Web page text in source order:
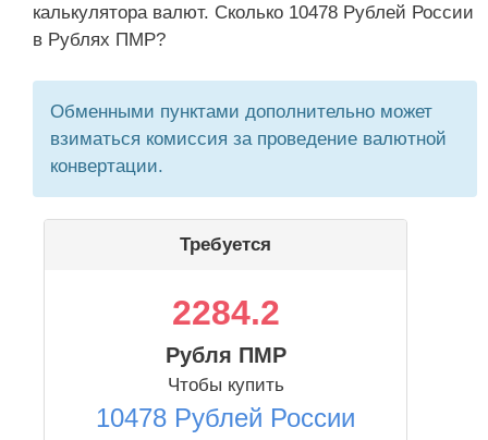
калькулятора валют. Сколько 10478 Рублей России
в Рублях ПМР?
Обменными пунктами дополнительно может
взиматься комиссия за проведение валютной
конвертации.
Требуется
2284.2
Рубля ПМР
Чтобы купить
10478 Рублей России